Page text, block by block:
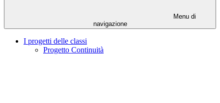
Menu di
navigazione
I progetti delle classi
Progetto Continuità